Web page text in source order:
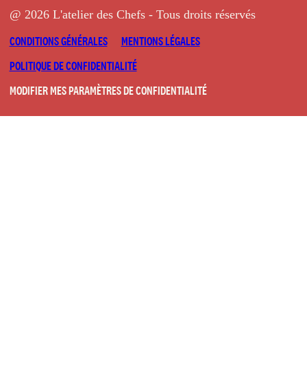
@ 2026 L'atelier des Chefs - Tous droits réservés
CONDITIONS GÉNÉRALES
MENTIONS LÉGALES
POLITIQUE DE CONFIDENTIALITÉ
MODIFIER MES PARAMÈTRES DE CONFIDENTIALITÉ